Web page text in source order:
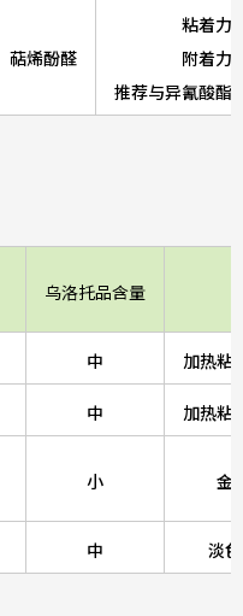
萜烯酚醛
粘着力
附着力
推荐与异氰酸酯
乌洛托品含量
中 加热粘
中 加热粘
小 金
中 淡